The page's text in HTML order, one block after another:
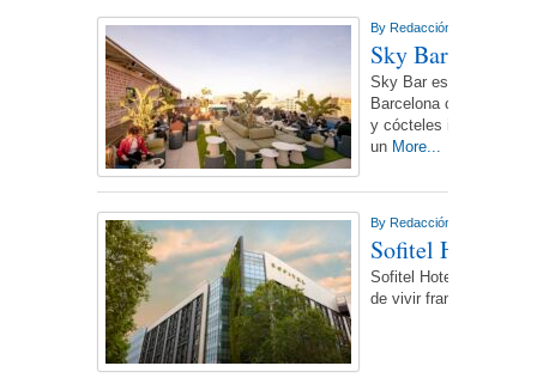
By Redacción NdL
Sky Bar Plaza
Sky Bar está de vuelta
Barcelona con música
y cócteles increíbles.
un More...
By Redacción NdL
Sofitel Hotels &
Sofitel Hotels &
de vivir francés